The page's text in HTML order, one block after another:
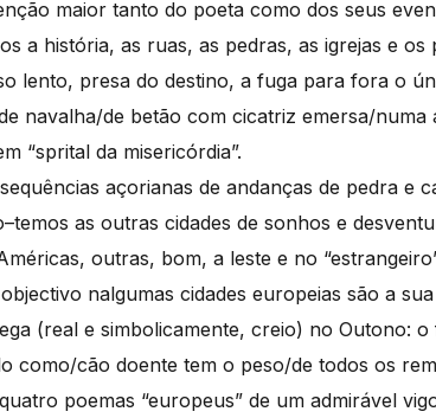
maior tanto do poeta como dos seus
a história, as ruas, as pedras, as igrejas e
lento, presa do destino, a fuga para fora o
navalha/de betão com cicatriz emersa/
“sprital da misericórdia”.
açorianas de andanças de pedra e
as outras cidades de sonhos e
outras, bom, a leste e no
nalgumas cidades europeias são a
(real e simbolicamente, creio) no Outono: o
como/cão doente tem o peso/de todos os
poemas “europeus” de um admirável